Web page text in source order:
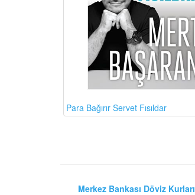
Para Bağırır Servet Fısıldar
Merkez Bankası Döviz Kurları